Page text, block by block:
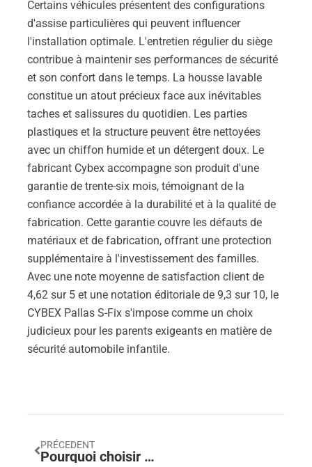
Certains véhicules présentent des configurations
d'assise particulières qui peuvent influencer
l'installation optimale. L'entretien régulier du siège
contribue à maintenir ses performances de sécurité
et son confort dans le temps. La housse lavable
constitue un atout précieux face aux inévitables
taches et salissures du quotidien. Les parties
plastiques et la structure peuvent être nettoyées
avec un chiffon humide et un détergent doux. Le
fabricant Cybex accompagne son produit d'une
garantie de trente-six mois, témoignant de la
confiance accordée à la durabilité et à la qualité de
fabrication. Cette garantie couvre les défauts de
matériaux et de fabrication, offrant une protection
supplémentaire à l'investissement des familles.
Avec une note moyenne de satisfaction client de
4,62 sur 5 et une notation éditoriale de 9,3 sur 10, le
CYBEX Pallas S-Fix s'impose comme un choix
judicieux pour les parents exigeants en matière de
sécurité automobile infantile.
PRÉCEDENT
Pourquoi choisir des turbos à prix réduit pour votre véhicule